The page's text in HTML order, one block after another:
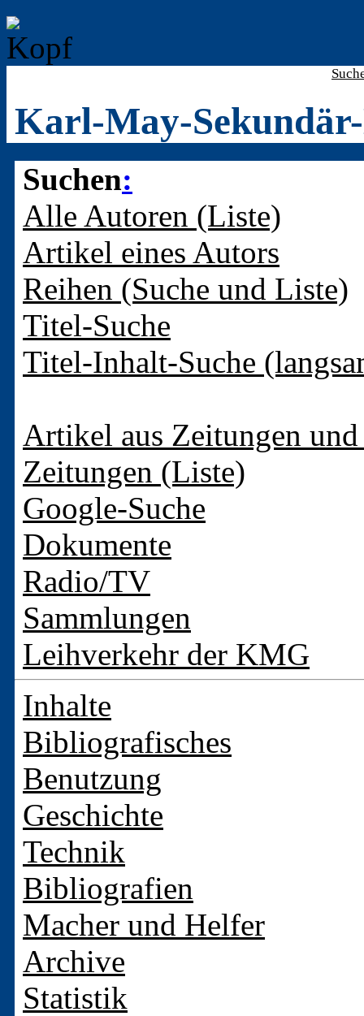
Karl-May-
Suchen:
Alle Autoren (Liste)
Artikel eines Autors
Reihen (Suche und Liste)
Titel-Suche
Titel-Inhalt-Suche
Artikel aus Zeitungen
Zeitungen (Liste)
Google-Suche
Dokumente
Radio/TV
Sammlungen
Leihverkehr der KMG
Inhalte
Bibliografisches
Benutzung
Geschichte
Technik
Bibliografien
Macher und Helfer
Archive
Statistik